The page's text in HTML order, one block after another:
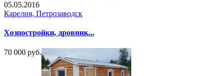
05.05.2016
Карелия, Петрозаводск
Хозпостройки, дровник...
70 000 руб.